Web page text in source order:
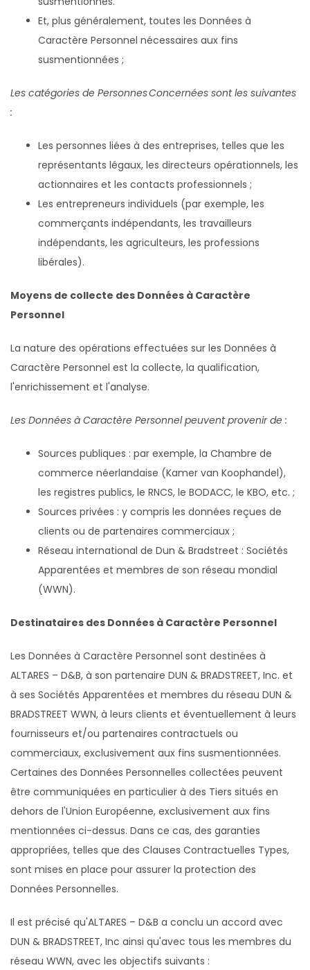
Et, plus généralement, toutes les Données à
Caractère Personnel nécessaires aux fins
susmentionnées ;
Les catégories de Personnes Concernées sont les suivantes
:
Les personnes liées à des entreprises, telles que les
représentants légaux, les directeurs opérationnels, les
actionnaires et les contacts professionnels ;
Les entrepreneurs individuels (par exemple, les
commerçants indépendants, les travailleurs
indépendants, les agriculteurs, les professions
libérales).
Moyens de collecte des Données à Caractère
Personnel
La nature des opérations effectuées sur les Données à
Caractère Personnel est la collecte, la qualification,
l'enrichissement et l'analyse.
Les Données à Caractère Personnel peuvent provenir de :
Sources publiques : par exemple, la Chambre de
commerce néerlandaise (Kamer van Koophandel),
les registres publics, le RNCS, le BODACC, le KBO, etc. ;
Sources privées : y compris les données reçues de
clients ou de partenaires commerciaux ;
Réseau international de Dun & Bradstreet : Sociétés
Apparentées et membres de son réseau mondial
(WWN).
Destinataires des Données à Caractère Personnel
Les Données à Caractère Personnel sont destinées à
ALTARES – D&B, à son partenaire DUN & BRADSTREET, Inc. et
à ses Sociétés Apparentées et membres du réseau DUN &
BRADSTREET WWN, à leurs clients et éventuellement à leurs
fournisseurs et/ou partenaires contractuels ou
commerciaux, exclusivement aux fins susmentionnées.
Certaines des Données Personnelles collectées peuvent
être communiquées en particulier à des Tiers situés en
dehors de l'Union Européenne, exclusivement aux fins
mentionnées ci-dessus. Dans ce cas, des garanties
appropriées, telles que des Clauses Contractuelles Types,
sont mises en place pour assurer la protection des
Données Personnelles.
Il est précisé qu'ALTARES – D&B a conclu un accord avec
DUN & BRADSTREET, Inc ainsi qu'avec tous les membres du
réseau WWN, avec les objectifs suivants :